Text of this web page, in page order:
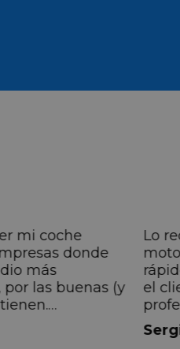
mi coche
donde
más
las buenas (y
ha sido
sido siempre
Lo
el